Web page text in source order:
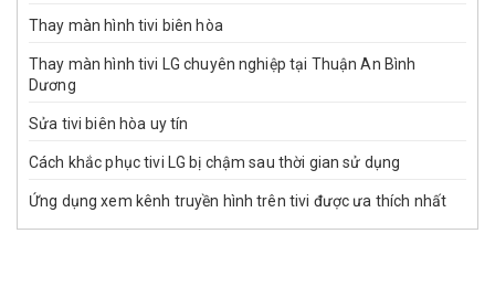
Thay màn hình tivi biên hòa
Thay màn hình tivi LG chuyên nghiệp tại Thuận An Bình
Dương
Sửa tivi biên hòa uy tín
Cách khắc phục tivi LG bị chậm sau thời gian sử dụng
Ứng dụng xem kênh truyền hình trên tivi được ưa thích nhất